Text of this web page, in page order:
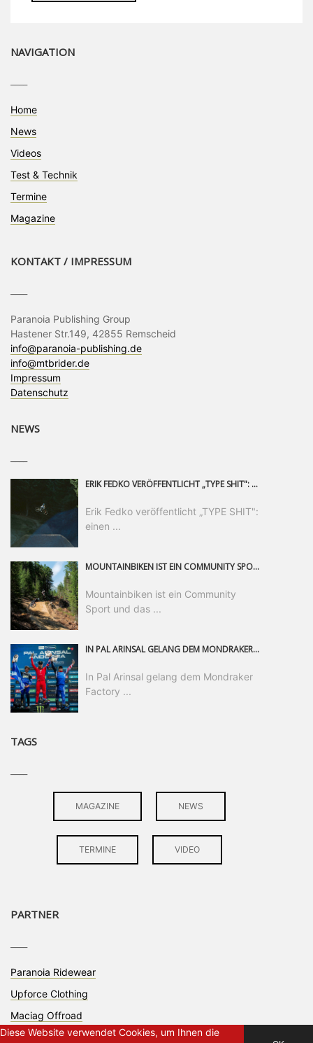
NAVIGATION
Home
News
Videos
Test & Technik
Termine
Magazine
KONTAKT / IMPRESSUM
Paranoia Publishing Group
Hastener Str.149, 42855 Remscheid
info@paranoia-publishing.de
info@mtbrider.de
Impressum
Datenschutz
NEWS
ERIK FEDKO VERÖFFENTLICHT „TYPE SHIT": EINEN 23-MINÜTIGEN MOUNTAINBIKE-FILM, ÜBER DREI JAHRE RUND UM DIE WELT GEDREHT. ZEITGLEICH LAUNCHT ER DIE GLEICHNAMIGE KOLLEKTION SEINER BRAND TYPE. EIN SEGMENT DES FILMS ERSCHEINT SEPARAT AUF RED BULL BIKE.
Erik Fedko veröffentlicht „TYPE SHIT":
einen ...
MOUNTAINBIKEN IST EIN COMMUNITY SPORT UND DAS BEWEIST SICH IN DER BIKE REPUBLIC SÖLDEN GERADE EINDRUCKSVOLL AUF ALLEN LEVELN. FREERIDE PROFI, SHAPERIN UND FRISCH GEWÄHLTE SWATCH NINES MVP VERO SANDLER IST BEGEISTERT VON DER VIELFALT DER BIKE DESTINATION, DER NEUEN JUMPLINE UND PLÄDIERT FÜR MUT BEI (FRAUEN) COMMUNITIES. VERO UND IHR VERLOBTER SAM HODGES VERBRINGEN MEHRERE MONATE IN DER BIKE REPUBLIC UND LASSEN UNS DARAN TEILHABEN. UM COMMUNITY GEHT ES AUCH BEI DER PARTNERSCHAFT ZWISCHEN SÖLDEN UND DEM NEUEN RIDERS PARK DONOVALY IN DER SLOWAKEI: DER DORTIGE TOURISMUSDIREKTOR JIRI PEC IST ÜBERZEUGT: VON MEHR BIKEPARKS PROFITIERT DIE GANZE MTB-SZENE – UND MIT DOMINIK LINSER, GESCHÄFTSFÜHRER DER BRS, HAT ER DAMIT DEN PERFEKTEN PARTNER GEFUNDEN.
Mountainbiken ist ein Community
Sport und das ...
IN PAL ARINSAL GELANG DEM MONDRAKER FACTORY RACING DH-TEAM DER ERSTE PODIUMSERFOLG DER SAISON. NACHDEM ER DAS GANZE WOCHENENDE ÜBER EIN HERAUSRAGENDES TEMPO GEZEIGT HATTE, LEGTE RYAN „PINKY“ PINKERTON EINEN SENSATIONELLEN RENNLAUF HIN UND SICHERTE SICH DEN DRITTEN PLATZ – EIN ERGEBNIS, DAS DIE HARTE ARBEIT DES TEAMS BELOHNT UND EINEN WICHTIGEN WENDEPUNKT FÜR DEN WEITEREN SAISONVERLAUF MARKIERT.
In Pal Arinsal gelang dem Mondraker
Factory ...
TAGS
MAGAZINE NEWS
TERMINE VIDEO
PARTNER
Paranoia Ridewear
Upforce Clothing
Maciag Offroad
Diese Website verwendet Cookies, um Ihnen die